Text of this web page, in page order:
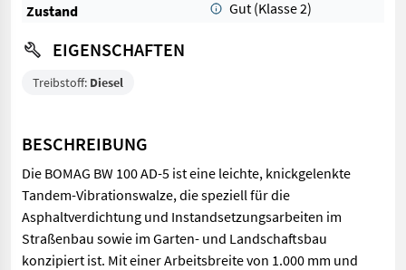
Zustand
Gut (Klasse 2)
EIGENSCHAFTEN
Treibstoff: Diesel
BESCHREIBUNG
Die BOMAG BW 100 AD-5 ist eine leichte, knickgelenkte
Tandem-Vibrationswalze, die speziell für die
Asphaltverdichtung und Instandsetzungsarbeiten im
Straßenbau sowie im Garten- und Landschaftsbau
konzipiert ist. Mit einer Arbeitsbreite von 1.000 mm und